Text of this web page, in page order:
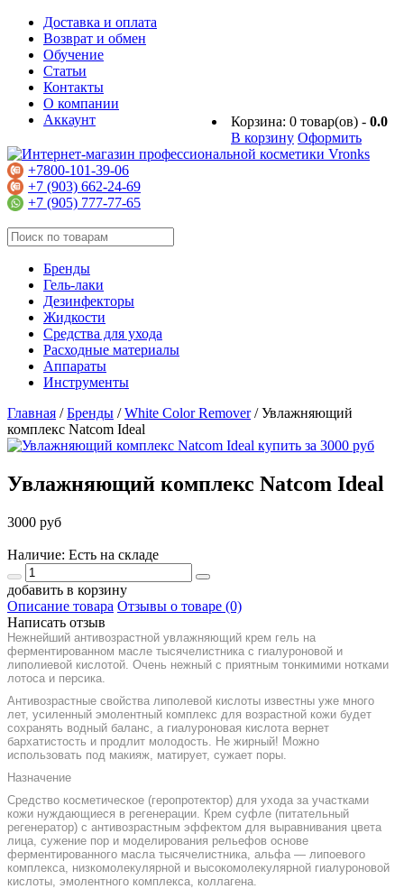
Доставка и оплата
Возврат и обмен
Обучение
Статьи
Контакты
О компании
Корзина: 0 товар(ов) - 0.0
В корзину Оформить
Аккаунт
+7800-101-39-06
+7 (903) 662-24-69
+7 (905) 777-77-65
Бренды
Гель-лаки
Дезинфекторы
Жидкости
Средства для ухода
Расходные материалы
Аппараты
Инструменты
Главная /Бренды /White Color Remover/Увлажняющий
комплекс Natcom Ideal
Увлажняющий комплекс Natcom Ideal
3000 руб
Наличие: Есть на складе
добавить в корзину
Описание товара Отзывы о товаре (0)
Написать отзыв
Нежнейший антивозрастной увлажняющий крем гель на
ферментированном масле тысячелистника с гиалуроновой и
липолиевой кислотой. Очень нежный с приятным тонкимими нотками
лотоса и персика.
Антивозрастные свойства липолевой кислоты известны уже много
лет, усиленный эмолентный комплекс для возрастной кожи будет
сохранять водный баланс, а гиалуроновая кислота вернет
бархатистость и продлит молодость. Не жирный! Можно
использовать под макияж, матирует, сужает поры.
Назначение
Средство косметическое (геропротектор) для ухода за участками
кожи нуждающиеся в регенерации. Крем суфле (питательный
регенератор) с антивозрастным эффектом для выравнивания цвета
лица, сужение пор и моделирования рельефов основе
ферментированного масла тысячелистника, альфа — липоевого
комплекса, низкомолекулярной и высокомолекулярной гиалуроновой
кислоты, эмолентного комплекса, коллагена.